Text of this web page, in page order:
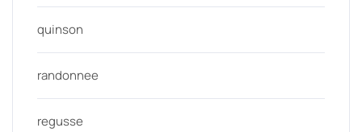
quinson
randonnee
regusse